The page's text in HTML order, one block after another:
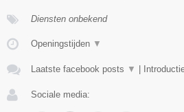
Diensten onbekend
Openingstijden ▼
Laatste facebook posts ▼
Sociale media: